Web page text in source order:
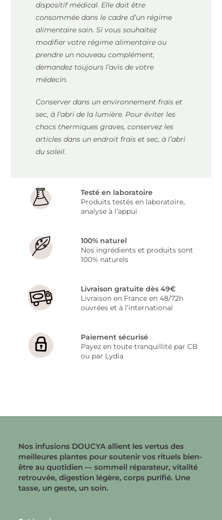
dispositif médical. Elle doit être
consommée dans le cadre d’un régime
alimentaire sain. Si vous souhaitez
modifier votre régime alimentaire ou
prendre un nouveau complément,
demandez toujours l’avis de votre
médecin.
Conserver dans un environnement frais et
sec, à l’abri de la lumière. Pour éviter les
chocs thermiques graves, conservez les
articles dans un endroit frais et sec, à l’abri
du soleil.
Testé en laboratoire
Produits testés en laboratoire,
analyse à l’appui
100% naturel
Nos ingrédients et produits sont
100% naturels
Livraison gratuite dès 49€
Livraison en France en 48/72h
ouvrées et à l’international
Paiement sécurisé
Payez en toute tranquillité par CB
ou par Lydia
Nos infusions DOUCYA allient les vertus des
meilleures plantes pour soutenir vos rituels bien-
être au quotidien — sommeil réparateur, vitalité
retrouvée, digestion légère, corps purifié. Une
tasse, un geste, un soin.